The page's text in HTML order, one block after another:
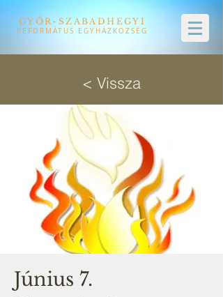
GYŐR-SZABADHEGYI
REFORMÁTUS EGYHÁZKÖZSÉG
< Vissza
Június 7.